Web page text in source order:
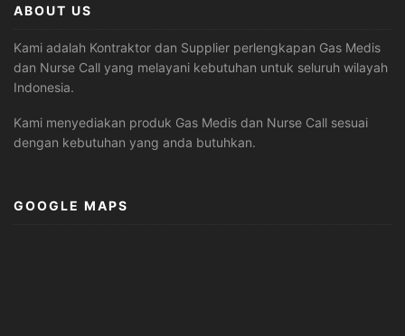
ABOUT US
Kami adalah Kontraktor dan Supplier perlengkapan Gas Medis
dan Nurse Call yang melayani kebutuhan untuk seluruh wilayah
Indonesia.
Kami menyediakan produk Gas Medis dan Nurse Call sesuai
dengan kebutuhan yang anda butuhkan.
GOOGLE MAPS